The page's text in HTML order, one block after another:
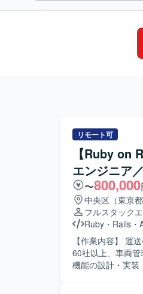
リモート可
【Ruby on
エンジニア
〜800,000
中央区（東京都
フルスタック
Ruby ・ Rails ・
【作業内容】 運
60社以上、車両
機能の設計・実装